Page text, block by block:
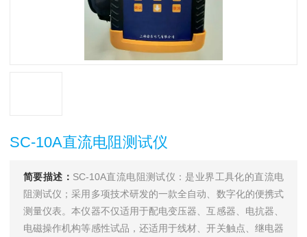
SC-10A直流电阻测试仪
简要描述： SC-10A直流电阻测试仪：是业界工具化的直流电
阻测试仪；采用多项技术研发的一款全自动、数字化的便携式
测量仪表。本仪器不仅适用于配电变压器、互感器、电抗器、
电磁操作机构等感性试品，还适用于线材、开关触点、继电器